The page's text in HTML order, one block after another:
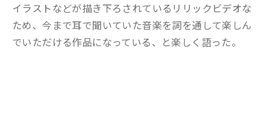
イラストなどが描き下ろされているリリックビデオな
ため、今まで耳で聞いていた音楽を詞を通して楽しん
でいただける作品になっている、と楽しく語った。